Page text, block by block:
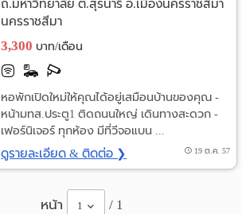
ถ.มหาวิทยาลัย ต.สุรนารี อ.เมืองนครราชสีมา
นครราชสีมา
3,300 บาท/เดือน
หอพักเปิดใหม่ให้คุณได้อยู่เสมือนบ้านของคุณ -
หน้ามทส.ประตู1 ติดถนนใหญ่ เดินทางสะดวก -
เฟอร์นิเจอร์ ทุกห้อง มีที่วีจอแบน ...
ดูรายละเอียด & ติดต่อ ❯ 19 ต.ค. 57
หน้า 1 / 1